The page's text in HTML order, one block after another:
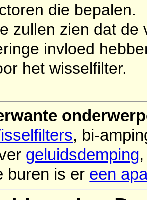
die bepalen.
zullen zien dat de
invloed
het wisselfilter.
, bi-
geluidsdemping
buren is er een